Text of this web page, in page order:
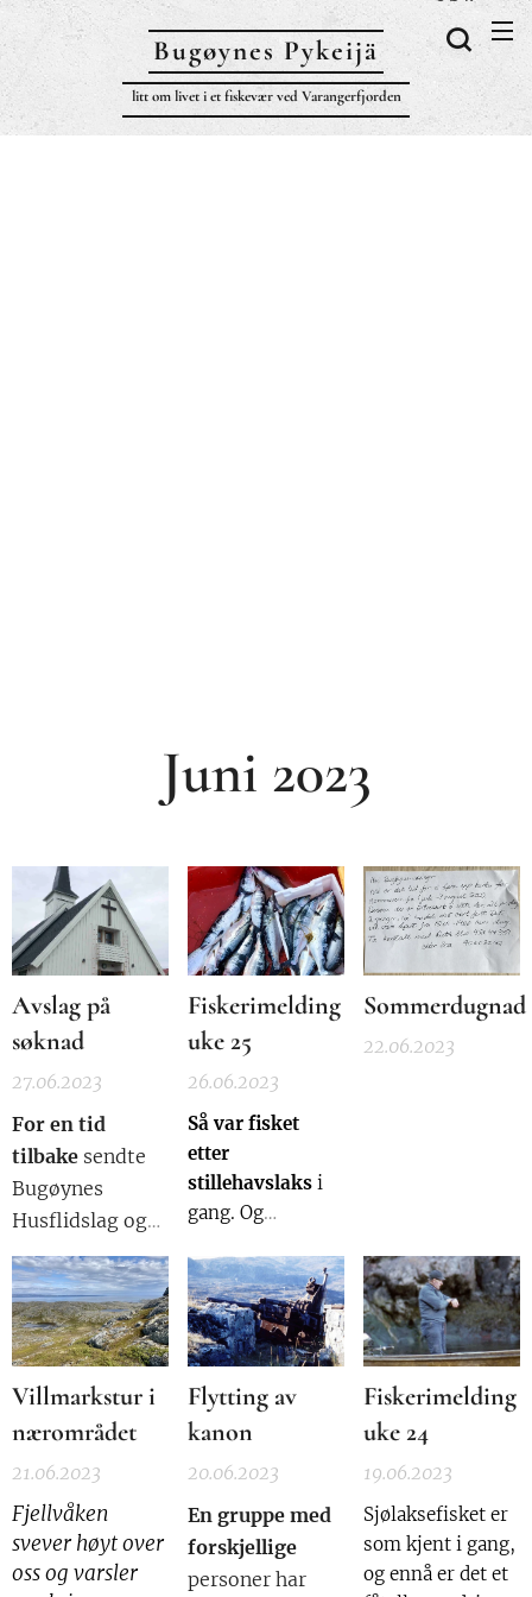
Bugøynes Pykeijä
litt om livet i et fiskevær ved Varangerfjorden
Juni 2023
Avslag på
søknad
27.06.2023
For en tid
tilbake sendte
Bugøynes
Husflidslag og
Bugøynes
Helselag et brev
til kommunen
hvor man tok
opp det med
høye leiepriser
på kommunale
lokaler i bygda.
Man ønsket å få
bruke lokalene
gratis, eller bare
Fiskerimelding
uke 25
26.06.2023
Så var fisket
etter
stillehavslaksi
gang. Og
slenger det også
innom noen
atlanterhavslaks.
Hva som er hva
kan man ikke se
av
men det er uten
tvil mest
stillehavslaks
som ble levert i
Sommerdugnad
22.06.2023
Villmarkstur i
nærområdet
21.06.2023
Fjellvåken
svever høyt over
oss og varsler
Flytting av
kanon
20.06.2023
En gruppe med
forskjellige
personer har
Fiskerimelding
uke 24
19.06.2023
Sjølaksefisket er
som kjent i gang,
og ennå er det et